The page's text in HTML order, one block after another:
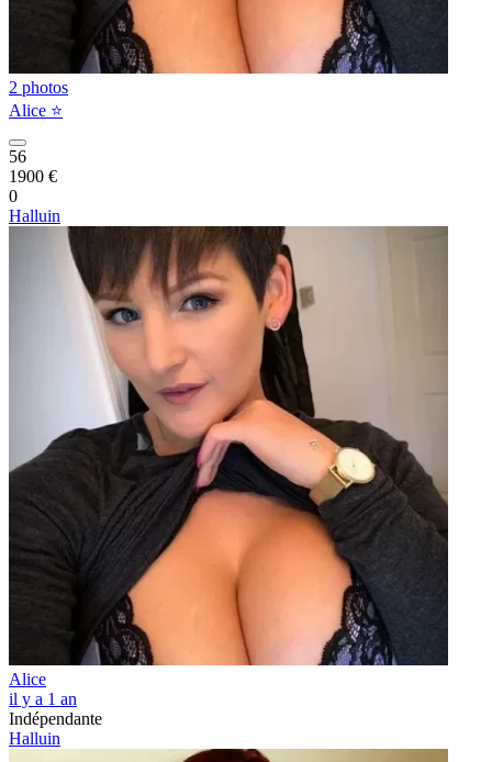
2 photos
Alice ⭐️
56
1900 €
0
Halluin
Alice
il y a 1 an
Indépendante
Halluin